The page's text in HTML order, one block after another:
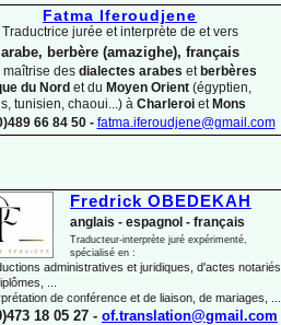
Fatma Iferoudjene
Traductrice jurée et interprète de et vers
arabe, berbère (amazighe), français
maîtrise des dialectes arabes et berbères
du Nord et du Moyen Orient (égyptien,
tunisien, chaoui...) à Charleroi et Mons
66 84 50 - fatma.iferoudjene@gmail.com
Fredrick OBEDEKAH
anglais - espagnol - français
Traducteur-interprète juré expérimenté,
spécialisé en :
administratives et juridiques, d'actes notariés,
...
de conférence et de liaison, de mariages, ...
18 05 27 - of.translation@gmail.com